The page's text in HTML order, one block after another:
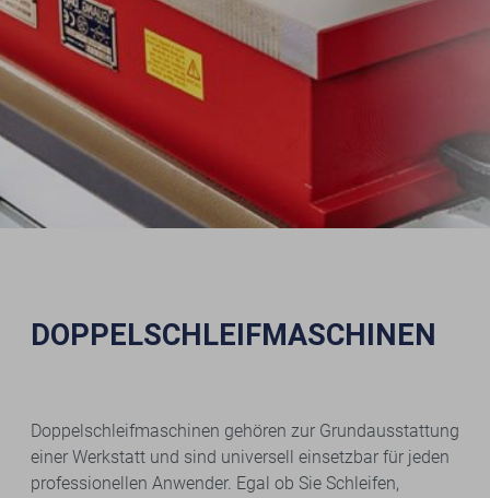
DOPPELSCHLEIFMASCHINEN
Doppelschleifmaschinen gehören zur Grundausstattung
einer Werkstatt und sind universell einsetzbar für jeden
professionellen Anwender. Egal ob Sie Schleifen,